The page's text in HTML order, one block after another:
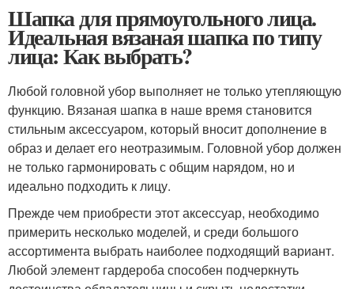
Шапка для прямоугольного лица.
Идеальная вязаная шапка по типу
лица: Как выбрать?
Любой головной убор выполняет не только утепляющую
функцию. Вязаная шапка в наше время становится
стильным аксессуаром, который вносит дополнение в
образ и делает его неотразимым. Головной убор должен
не только гармонировать с общим нарядом, но и
идеально подходить к лицу.
Прежде чем приобрести этот аксессуар, необходимо
примерить несколько моделей, и среди большого
ассортимента выбрать наиболее подходящий вариант.
Любой элемент гардероба способен подчеркнуть